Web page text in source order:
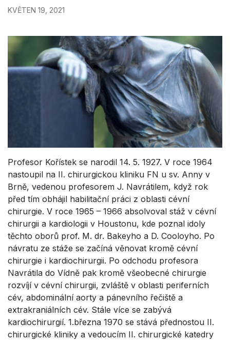
KVĚTEN 19, 2021
Profesor Kořístek se narodil 14. 5. 1927. V roce 1964
nastoupil na II. chirurgickou kliniku FN u sv. Anny v
Brně, vedenou profesorem J. Navrátilem, když rok
před tím obhájil habilitační práci z oblasti cévní
chirurgie. V roce 1965 – 1966 absolvoval stáž v cévní
chirurgii a kardiologii v Houstonu, kde poznal idoly
těchto oborů prof. M. dr. Bakeyho a D. Cooloyho. Po
návratu ze stáže se začíná věnovat kromě cévní
chirurgie i kardiochirurgii. Po odchodu profesora
Navrátila do Vídně pak kromě všeobecné chirurgie
rozvíjí v cévní chirurgii, zvláště v oblasti periferních
cév, abdominální aorty a pánevního řečiště a
extrakraniálních cév. Stále více se zabývá
kardiochirurgií. 1.března 1970 se stává přednostou II.
chirurgické kliniky a vedoucím II. chirurgické katedry